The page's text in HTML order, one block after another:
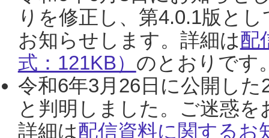
りを修正し、第4.0.1版と
お知らせします。詳細は配
式：121KB） のとおりです
令和6年3月26日に公開し
と判明しました。ご迷惑
詳細は配信資料に関するお